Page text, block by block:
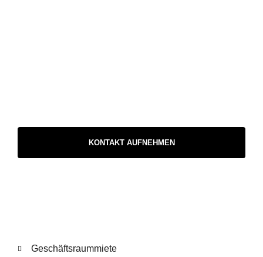
KONTAKT AUFNEHMEN
Geschäftsraummiete